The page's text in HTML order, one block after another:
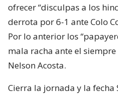
ofrecer “disculpas a los
derrota por 6-1 ante Colo
Por lo anterior los
mala racha ante el
Nelson Acosta.
Cierra la jornada y la fecha